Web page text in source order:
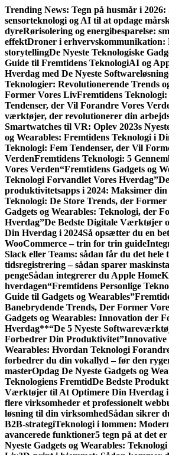
Gå
til
indhold
Trending News: Tegn på husmår i
sensorteknologi og AI til at opdage
dyreRørisolering og energibesparelse:
effektDroner i erhvervskommunikation:
storytellingDe Nyeste Teknologiske
Guide til Fremtidens TeknologiAI og
Hverdag med De Nyeste
Teknologier: Revolutionerende Trends
Former Vores LivFremtidens
Tendenser, der Vil Forandre Vores
værktøjer, der revolutionerer din
Smartwatches til VR: Oplev 2023s
og Wearables: Fremtidens Teknologi i
Teknologi: Fem Tendenser, der Vil
VerdenFremtidens Teknologi: 5
Vores Verden“Fremtidens Gadgets og
Teknologi Forvandlet Vores Hverdag”
produktivitetsapps i 2024: Maksimer
Teknologi: De Store Trends, der Former
Gadgets og Wearables: Teknologi, der
Hverdag”De Bedste Digitale Værktøjer
Din Hverdag i 2024Så opsætter du en
WooCommerce – trin for trin guide
Slack eller Teams: sådan får du det hele
tidsregistrering – sådan sparer
pengeSådan integrerer du Apple
hverdagen“Fremtidens Personlige
Guide til Gadgets og Wearables”
Banebrydende Trends, Der Former
Gadgets og Wearables: Innovation der
Hverdag**“De 5 Nyeste
Forbedrer Din Produktivitet”Innovative
Wearables: Hvordan Teknologi
forbedrer du din vokallyd – før den
masterOpdag De Nyeste Gadgets og
Teknologiens FremtidDe Bedste
Værktøjer til At Optimere Din Hverdag i
flere virksomheder et professionelt
løsning til din virksomhedSådan sikrer
B2B-strategiTeknologi i lommen:
avancerede funktioner5 tegn på at det
Nyeste Gadgets og Wearables: